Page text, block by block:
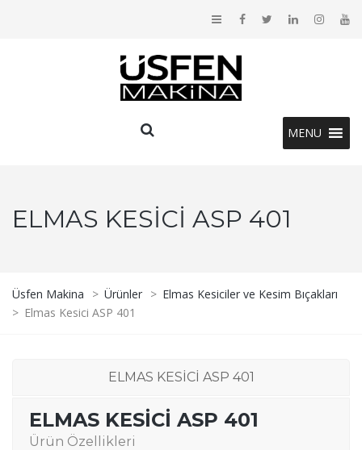
MENU
ELMAS KESICI ASP 401
Üsfen Makina > Ürünler > Elmas Kesiciler ve Kesim Bıçakları
> Elmas Kesici ASP 401
ELMAS KESİCİ ASP 401
ELMAS KESİCİ ASP 401
Ürün Özellikleri